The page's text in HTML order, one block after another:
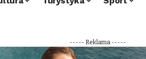
----- Reklama -----